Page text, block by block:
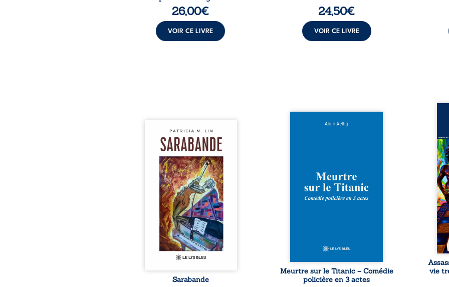
26,00€
VOIR CE LIVRE
24,50€
VOIR CE LIVRE
Aux chants crépitants de l’été,
Sous le silence ouaté de la
neige en hiver, Au cours de
nuits pâles, Dans la clarté
bienveillante de la lune, Rêves,
pensées, révoltes et espoirs…
Des mots s’assemblent, colorés,
rebelles aux règles de la
poésie, mais chantant en
rythme. Ils forment une
sarabande, passionnée souvent,
Sarabande
Et si le naufrage n’avait pas
les profondeurs de l’Atlantique.
Sept décennies plus tard, la
découverte de l’épave fait
resurgir un secret que l’on
Meurtre sur le Titanic – Comédie
policière en 3 actes
La
de
qui
vie